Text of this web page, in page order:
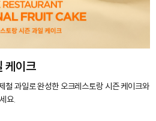
케이크
철 과일로 완성한 오크레스토랑 시즌 케이크와
요.